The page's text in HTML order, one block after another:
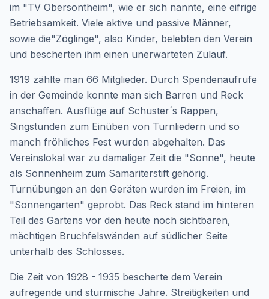
im "TV Obersontheim", wie er sich nannte, eine eifrige
Betriebsamkeit. Viele aktive und passive Männer,
sowie die"Zöglinge", also Kinder, belebten den Verein
und bescherten ihm einen unerwarteten Zulauf.
1919 zählte man 66 Mitglieder. Durch Spendenaufrufe
in der Gemeinde konnte man sich Barren und Reck
anschaffen. Ausflüge auf Schuster´s Rappen,
Singstunden zum Einüben von Turnliedern und so
manch fröhliches Fest wurden abgehalten. Das
Vereinslokal war zu damaliger Zeit die "Sonne", heute
als Sonnenheim zum Samariterstift gehörig.
Turnübungen an den Geräten wurden im Freien, im
"Sonnengarten" geprobt. Das Reck stand im hinteren
Teil des Gartens vor den heute noch sichtbaren,
mächtigen Bruchfelswänden auf südlicher Seite
unterhalb des Schlosses.
Die Zeit von 1928 - 1935 bescherte dem Verein
aufregende und stürmische Jahre. Streitigkeiten und